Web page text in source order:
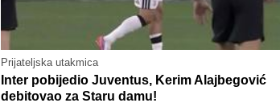
Prijateljska utakmica
Inter pobijedio Juventus, Kerim Alajbegović
debitovao za Staru damu!